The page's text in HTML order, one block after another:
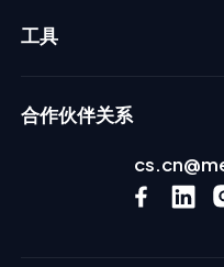
工具
合作伙伴关系